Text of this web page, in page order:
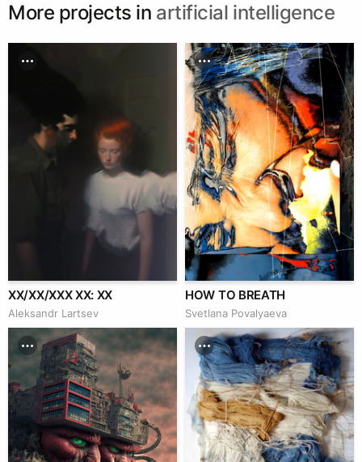
More projects in artificial intelligence
XX/XX/XXX XX: XX
Аleksandr Lartsev
HOW TO BREATH
Svetlana Povalyaeva